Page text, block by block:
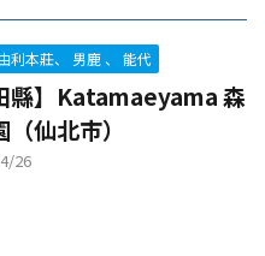
利本莊、 男鹿 、 能代
縣】Katamaeyama 森
仙北市）
26